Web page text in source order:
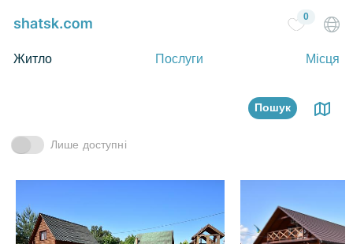
Житло Послуги Місця
0
Пошук
Лише доступні